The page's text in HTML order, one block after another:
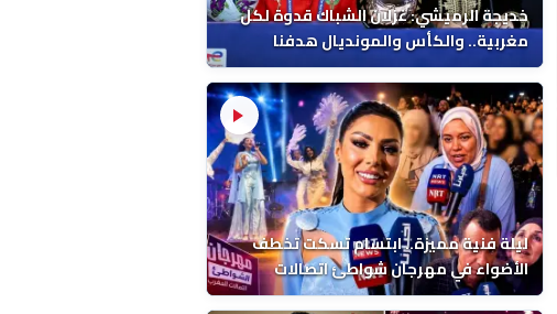
خديجة الرميشي: غزلان الشباك قدوة لكل
مغربية.. والكأس والمونديال هدفنا
ليلة فنية مميزة.. ابتسام تسكت تخطف
الأضواء في مهرجان شواطئ اتصالات
المغرب بالمضيق